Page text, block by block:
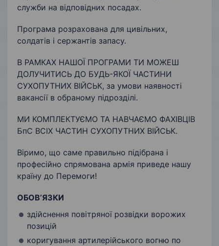
служби на відповідних посадах.
Програма розрахована для цивільних,
солдатів і сержантів запасу.
В РАМКАХ НАШОЇ ПРОГРАМИ ТИ МОЖЕШ
ДОЛУЧИТИСЬ ДО БУДЬ-ЯКОЇ ЧАСТИНИ
СУХОПУТНИХ ВІЙСЬК, за умови наявності
вакансії в обраному підрозділі.
МИ КОМПЛЕКТУЄМО ТА НАВЧАЄМО ФАХІВЦІВ
БпС ВСІХ ЧАСТИН СУХОПУТНИХ ВІЙСЬК.
Віримо, що саме правильно підібрана і
професійно спрямована армія приведе нашу
країну до Перемоги!
ОБОВ’ЯЗКИ
здійснення повітряної розвідки ворожих
позицій
коригування артилерійського вогню по